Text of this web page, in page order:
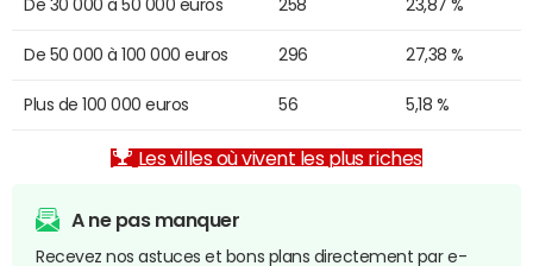
De 30 000 à 50 000 euros 258 23,87 %
De 50 000 à 100 000 euros 296 27,38 %
Plus de 100 000 euros 56 5,18 %
Les villes où vivent les plus riches
A ne pas manquer
Recevez nos astuces et bons plans directement par e-